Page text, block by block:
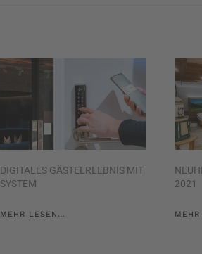
DIGITALES GÄSTEERLEBNIS MIT
SYSTEM
MEHR LESEN…
2021